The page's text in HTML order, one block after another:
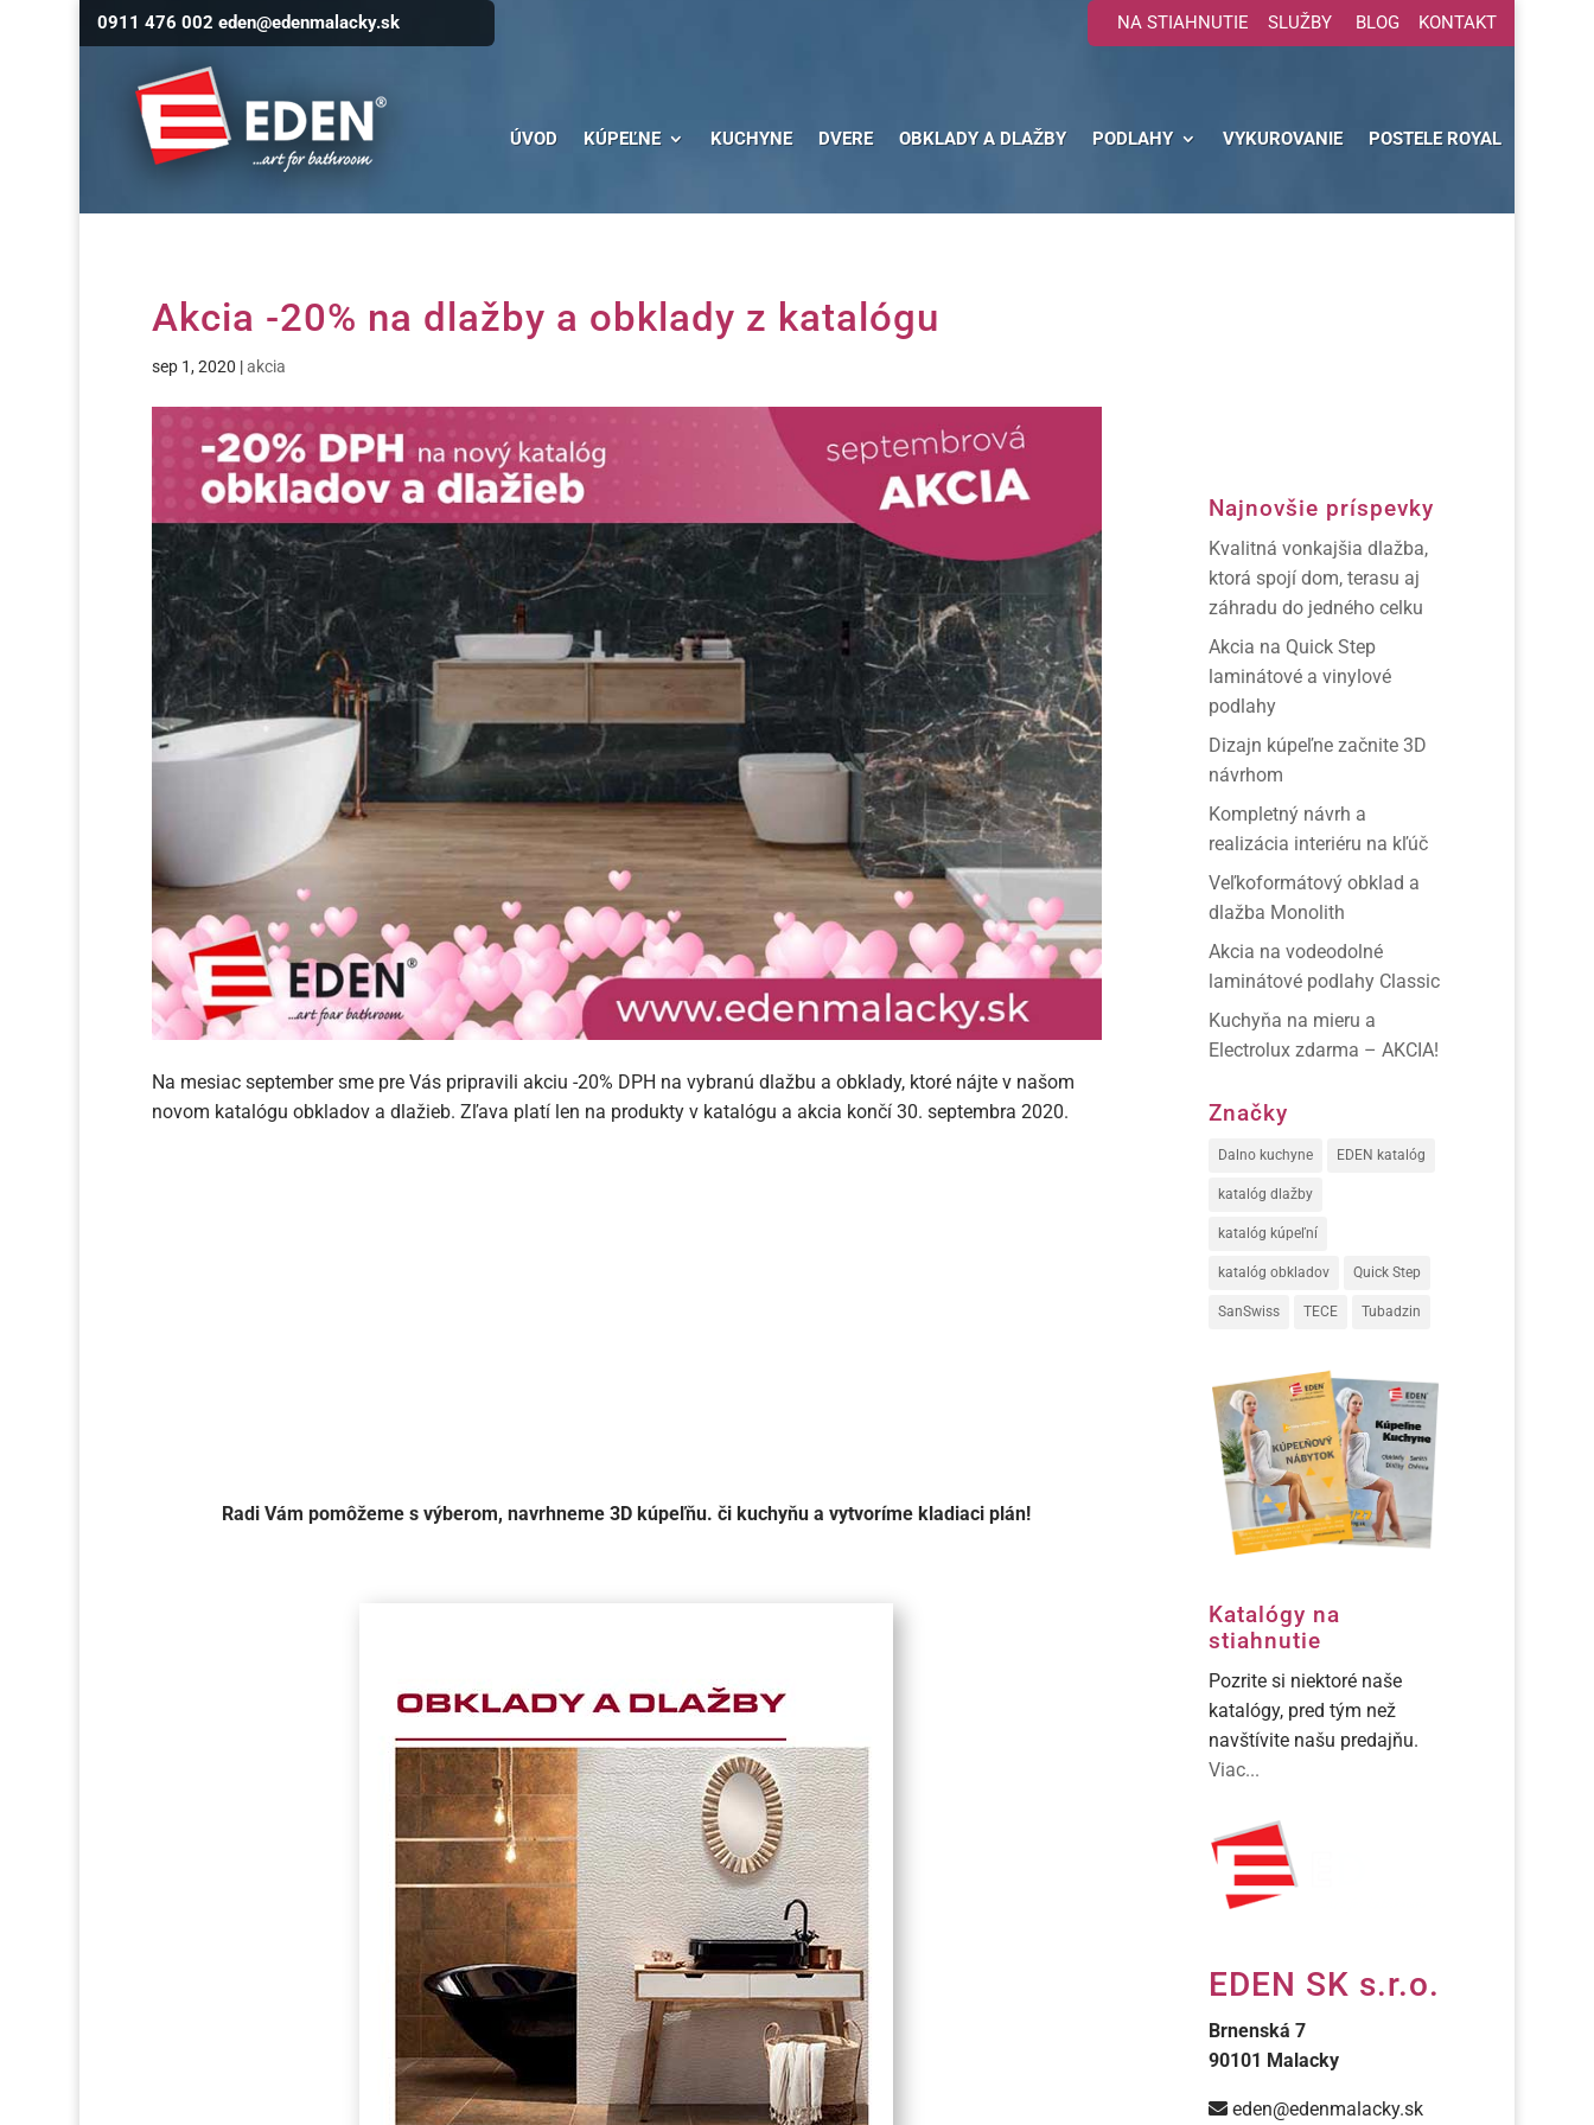
0911 476 002 eden@edenmalacky.sk NA STIAHNUTIE SLUŽBY BLOG KONTAKT
ÚVOD KÚPEĽNE KUCHYNE DVERE OBKLADY A DLAŽBY PODLAHY VYKUROVANIE POSTELE ROYAL
Akcia -20% na dlažby a obklady z katalógu
sep 1, 2020 |akcia
Na mesiac september sme pre Vás pripravili akciu -20% DPH na vybranú dlažbu a obklady, ktoré nájte v našom
novom katalógu obkladov a dlažieb. Zľava platí len na produkty v katalógu a akcia končí 30. septembra 2020.
Radi Vám pomôžeme s výberom, navrhneme 3D kúpeľňu. či kuchyňu a vytvoríme kladiaci plán!
Najnovšie príspevky
Kvalitná vonkajšia dlažba,
ktorá spojí dom, terasu aj
záhradu do jedného celku
Akcia na Quick Step
laminátové a vinylové
podlahy
Dizajn kúpeľne začnite 3D
návrhom
Kompletný návrh a
realizácia interiéru na kľúč
Veľkoformátový obklad a
dlažba Monolith
Akcia na vodeodolné
laminátové podlahy Classic
Kuchyňa na mieru a
Electrolux zdarma – AKCIA!
Značky
Dalno kuchyne EDEN katalóg
katalóg dlažby
katalóg kúpeľní
katalóg obkladov Quick Step
SanSwiss TECE Tubadzin
Katalógy na
stiahnutie
Pozrite si niektoré naše
katalógy, pred tým než
navštívite našu predajňu.
Viac...
EDEN SK s.r.o.
Brnenská 7
90101 Malacky
eden@edenmalacky.sk